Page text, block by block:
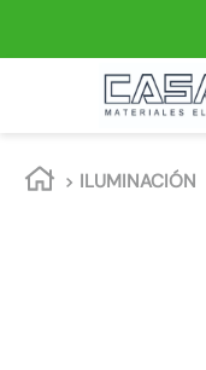
ILUMINACIÓN